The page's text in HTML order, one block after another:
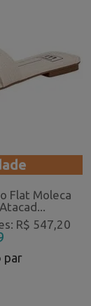
Flat Moleca
R$ 547,20
par